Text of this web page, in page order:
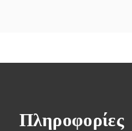
Πληροφορίες